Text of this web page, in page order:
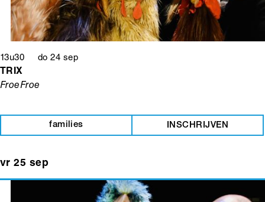
13u30 do 24 sep
TRIX
FroeFroe
families INSCHRIJVEN
vr 25 sep